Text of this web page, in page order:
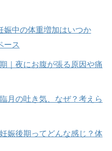
娠中の体重増加はいつか
ース
｜夜にお腹が張る原因や痛
月の吐き気、なぜ？考えら
娠後期ってどんな感じ？体